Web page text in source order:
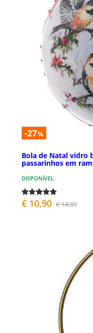
-27%
Bola de Natal vidro
passarinhos em
DISPONÍVEL
€ 10,90 € 14,90